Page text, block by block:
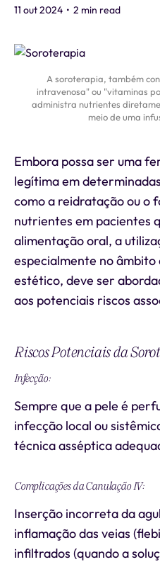
11 out 2024 • 2 min read
A soroterapia, também
intravenosa" ou "vitaminas
administra nutrientes
meio de uma
Embora possa ser uma
legítima em
como a reidratação ou o
nutrientes em pacientes
alimentação oral, a
especialmente no
estético, deve ser
aos potenciais riscos
Riscos Potenciais da
Infecção:
Sempre que a pele é
infecção local ou
técnica asséptica
Complicações da Canulação IV:
Inserção incorreta da
inflamação das veias
infiltrados (quando a